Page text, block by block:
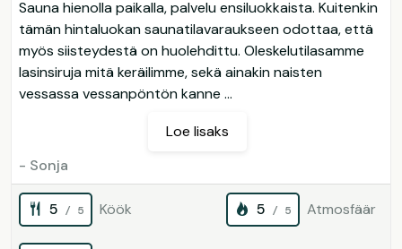
Sauna hienolla paikalla, palvelu ensiluokkaista. Kuitenkin
tämän hintaluokan saunatilavaraukseen odottaa, että
myös siisteydestä on huolehdittu. Oleskelutilasamme
lasinsiruja mitä keräilimme, sekä ainakin naisten
vessassa vessanpöntön kanne ...
Loe lisaks
- Sonja
5 / 5 Köök 5 / 5 Atmosfäär